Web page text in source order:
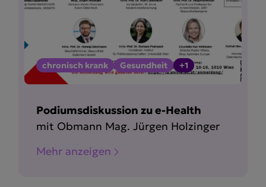
chronisch krank Gesundheit +1
Podiumsdiskussion zu e-Health
mit Obmann Mag. Jürgen Holzinger
Mehr anzeigen